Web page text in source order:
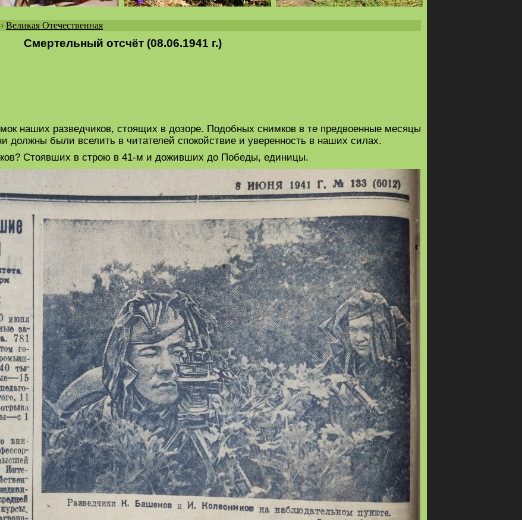
› Великая Отечественная
Смертельный отсчёт (08.06.1941 г.)
наших разведчиков, стоящих в дозоре. Подобных снимков в те предвоенные месяцы
должны были вселить в читателей спокойствие и уверенность в наших силах.
Стоявших в строю в 41-м и доживших до Победы, единицы.